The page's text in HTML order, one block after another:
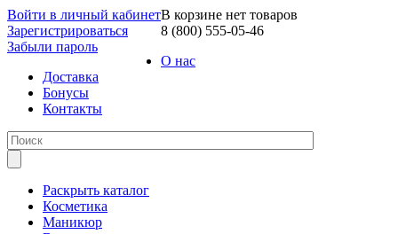
Войти в личный кабинет
Зарегистрироваться
Забыли пароль
В корзине нет товаров
8 (800) 555-05-46
О нас
Доставка
Бонусы
Контакты
Раскрыть каталог
Косметика
Маникюр